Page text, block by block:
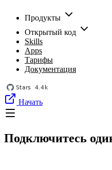
Продукты
Открытый код
Skills
Apps
Тарифы
Документация
Начать
Подключитесь